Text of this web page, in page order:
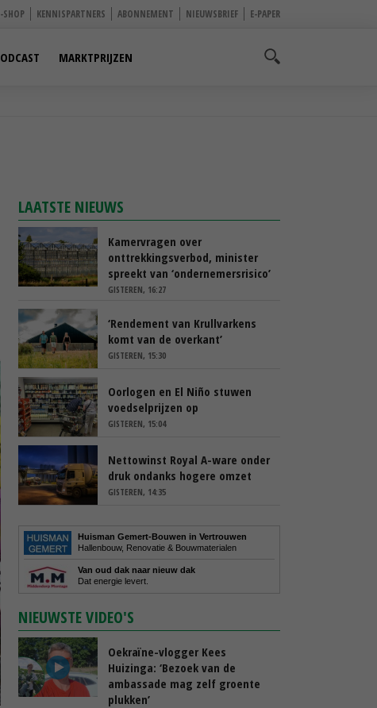
SHOP KENNISPARTNERS ABONNEMENT NIEUWSBRIEF E-PAPER
MARKTPRIJZEN
LAATSTE NIEUWS
Kamervragen over
onttrekkingsverbod, minister
spreekt van ‘ondernemersrisico’
GISTEREN, 16:27
‘Rendement van Krullvarkens
komt van de overkant’
GISTEREN, 15:30
Oorlogen en El Niño stuwen
voedselprijzen op
GISTEREN, 15:04
Nettowinst Royal A-ware onder
druk ondanks hogere omzet
GISTEREN, 14:35
Huisman Gemert-Bouwen in Vertrouwen
Hallenbouw, Renovatie & Bouwmaterialen
Van oud dak naar nieuw dak
Dat energie levert.
NIEUWSTE VIDEO'S
Oekraïne-vlogger Kees
Huizinga: ‘Bezoek van de
ambassade mag zelf groente
plukken’